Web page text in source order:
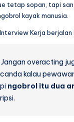
tetap sopan, tapi
kayak manusia.
Kerja berjalan
overacting
kalau
ngobrol itu dua